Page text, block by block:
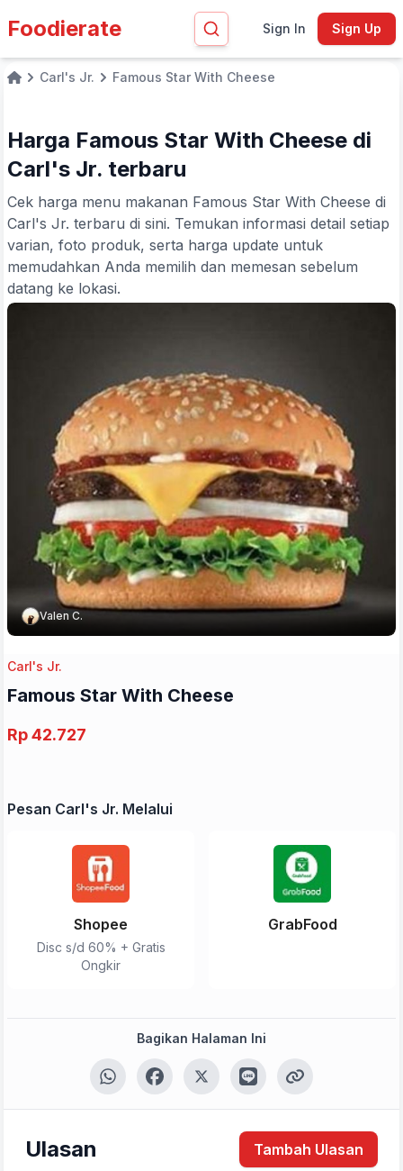
Foodierate Sign In Sign Up
HomeCarl's Jr. Famous Star With Cheese
Harga Famous Star With Cheese di
Carl's Jr. terbaru
Cek harga menu makanan Famous Star With Cheese di
Carl's Jr. terbaru di sini. Temukan informasi detail setiap
varian, foto produk, serta harga update untuk
memudahkan Anda memilih dan memesan sebelum
datang ke lokasi.
Valen C.
Carl's Jr.
Famous Star With Cheese
Rp 42.727
Pesan Carl's Jr. Melalui
Shopee
Disc s/d 60% + Gratis
Ongkir
GrabFood
Bagikan Halaman Ini
Ulasan Tambah Ulasan
Peringkat Anda